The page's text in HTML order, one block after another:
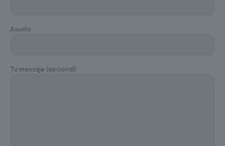
Asunto
Tu mensaje (opcional)